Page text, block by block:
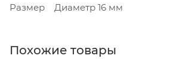
Размер Диаметр 16 мм
Похожие товары